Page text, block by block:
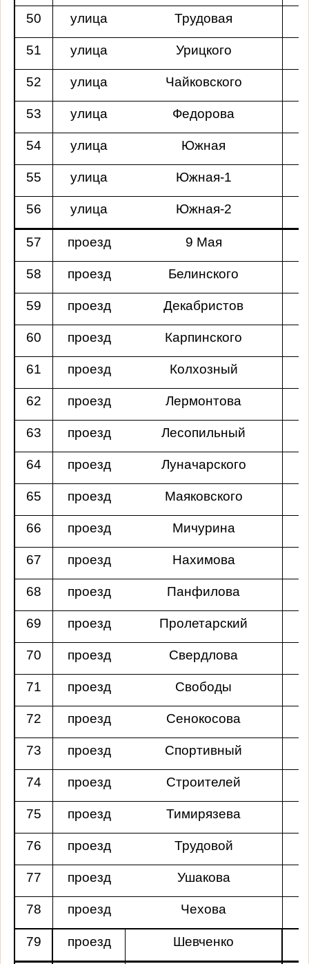
50 улица Трудовая
51 улица Урицкого
52 улица Чайковского
53 улица Федорова
54 улица Южная
55 улица Южная-1
56 улица Южная-2
57 проезд 9 Мая
58 проезд Белинского
59 проезд Декабристов
60 проезд Карпинского
61 проезд Колхозный
62 проезд Лермонтова
63 проезд Лесопильный
64 проезд Луначарского
65 проезд Маяковского
66 проезд Мичурина
67 проезд Нахимова
68 проезд Панфилова
69 проезд Пролетарский
70 проезд Свердлова
71 проезд Свободы
72 проезд Сенокосова
73 проезд Спортивный
74 проезд Строителей
75 проезд Тимирязева
76 проезд Трудовой
77 проезд Ушакова
78 проезд Чехова
79 проезд Шевченко